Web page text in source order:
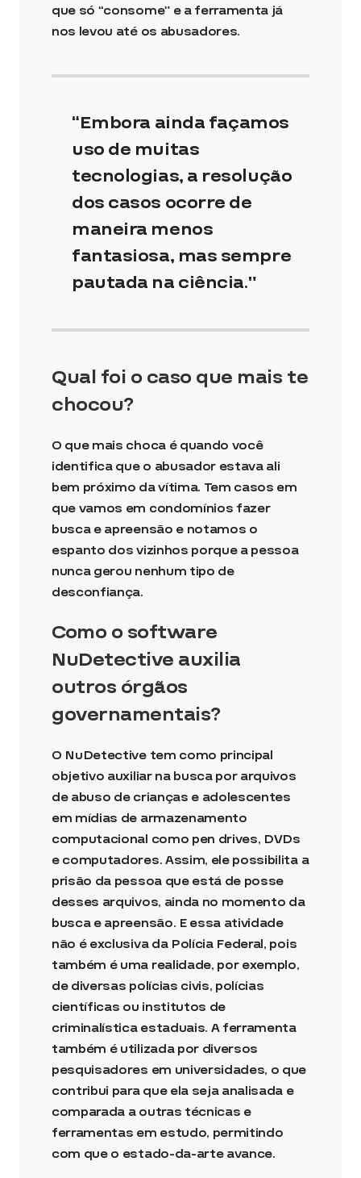
que só “consome” e a ferramenta já
nos levou até os abusadores.
Embora ainda façamos
uso de muitas
tecnologias, a resolução
dos casos ocorre de
maneira menos
fantasiosa, mas sempre
pautada na ciência.
Qual foi o caso que mais te
chocou?
O que mais choca é quando você
identifica que o abusador estava ali
bem próximo da vítima. Tem casos em
que vamos em condomínios fazer
busca e apreensão e notamos o
espanto dos vizinhos porque a pessoa
nunca gerou nenhum tipo de
desconfiança.
Como o software
NuDetective auxilia
outros órgãos
governamentais?
O NuDetective tem como principal
objetivo auxiliar na busca por arquivos
de abuso de crianças e adolescentes
em mídias de armazenamento
computacional como pen drives, DVDs
e computadores. Assim, ele possibilita a
prisão da pessoa que está de posse
desses arquivos, ainda no momento da
busca e apreensão. E essa atividade
não é exclusiva da Polícia Federal, pois
também é uma realidade, por exemplo,
de diversas polícias civis, polícias
científicas ou institutos de
criminalística estaduais. A ferramenta
também é utilizada por diversos
pesquisadores em universidades, o que
contribui para que ela seja analisada e
comparada a outras técnicas e
ferramentas em estudo, permitindo
com que o estado-da-arte avance.